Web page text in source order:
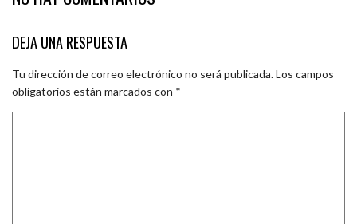
DEJA UNA RESPUESTA
Tu dirección de correo electrónico no será publicada.Los campos
obligatorios están marcados con *